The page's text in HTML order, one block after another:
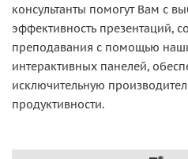
консультанты помогут Вам с
эффективность презентаций,
преподавания с помощью
интерактивных панелей,
исключительную
продуктивности.